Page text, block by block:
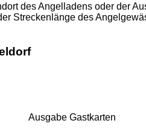
des Angelladens oder der
Streckenlänge des
Ausgabe Gastkarten